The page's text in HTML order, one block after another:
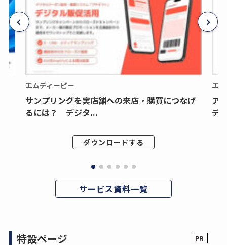
エムディーピー
サンプリングを実店舗への来店・購買につなげ
るには？ デジタ...
ダウンロードする
エ
ア
デ
サービス資料一覧
特設ページ